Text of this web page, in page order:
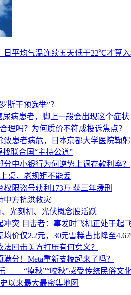
日平均气温连续五天低于22℃才算
斯干预选举”？
尿病患者，脚上一般会出现这个症状
理吗？为何质价不符成投诉焦点？
致患者病危，日本京都大学医院鞠躬
联合国“主持公道”
中小银行为何逆势上调存款利率？
桌，老规矩不能丢
限盗号获利173万 获三年缓刑
中方抗洪救灾
光刻机、光伏概念股活跃
冲突 目击者：事发时飞机正处于起
价仅2.2元，30元雪糕占比降至
回击美方打压有何意义？
分！Meta重新支棱起来了吗？
——“摸秋”“咬秋”感受传统民俗文
以来最大最密集地图